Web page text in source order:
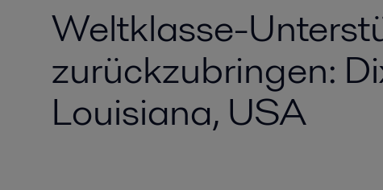
Weltklasse-
zurückzubringen:
Louisiana, USA